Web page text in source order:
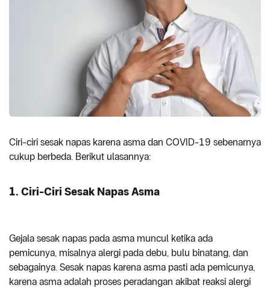
Ciri-ciri sesak napas karena asma dan COVID-19 sebenarnya
cukup berbeda. Berikut ulasannya:
1. Ciri-Ciri Sesak Napas Asma
Gejala sesak napas pada asma muncul ketika ada
pemicunya, misalnya alergi pada debu, bulu binatang, dan
sebagainya. Sesak napas karena asma pasti ada pemicunya,
karena asma adalah proses peradangan akibat reaksi alergi